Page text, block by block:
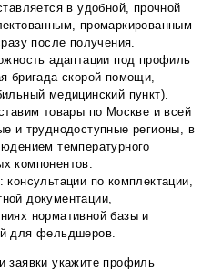
в удобной, прочной
промаркированным
после получения.
адаптации под профиль
бригада скорой помощи,
медицинский пункт).
товары по Москве и всей
и труднодоступные регионы, в
температурного
компонентов.
по комплектации,
документации,
нормативной базы и
для фельдшеров.
заявки укажите профиль